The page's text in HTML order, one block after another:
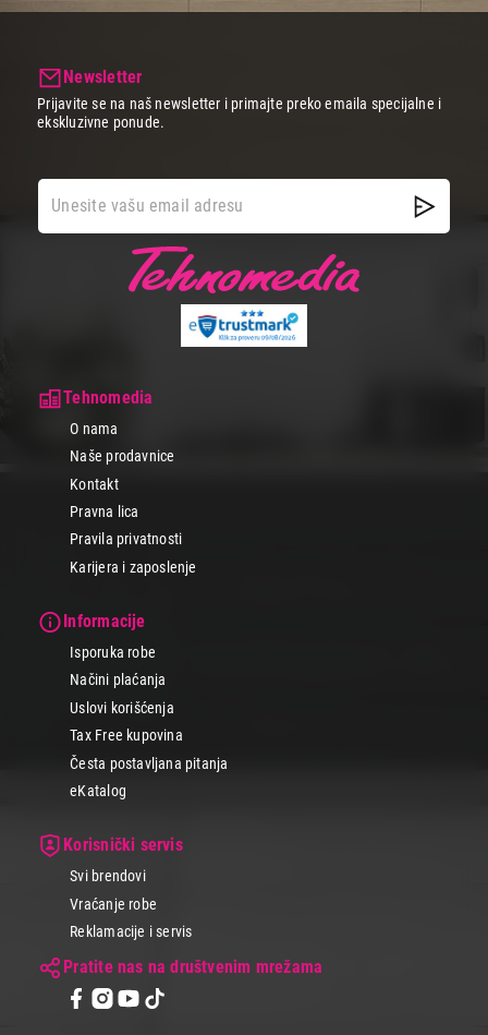
Tehnomedia
O nama
Naše prodavnice
Kontakt
Pravna lica
Pravila privatnosti
Karijera i zaposlenje
Informacije
Isporuka robe
Načini plaćanja
Uslovi korišćenja
Tax Free kupovina
Česta postavljana pitanja
eKatalog
Korisnički servis
Svi brendovi
Vraćanje robe
Reklamacije i servis
Pratite nas na društvenim mrežama
Newsletter
Prijavite se na naš newsletter i primajte preko emaila specijalne i
ekskluzivne ponude.